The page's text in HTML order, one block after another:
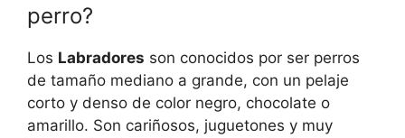
perro?
Los Labradores son conocidos por ser perros
de tamaño mediano a grande, con un pelaje
corto y denso de color negro, chocolate o
amarillo. Son cariñosos, juguetones y muy